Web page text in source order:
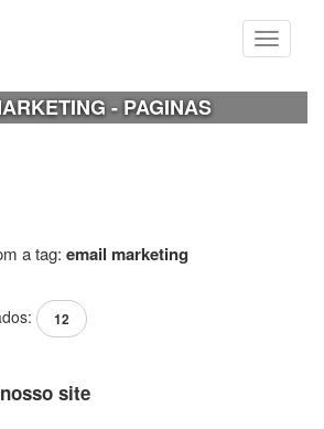
- PAGINAS
a tag: email marketing
12
site